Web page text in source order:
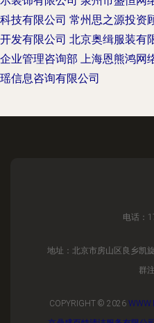
科技有限公司 常州思之源投资
开发有限公司 北京奥缉服装有
企业管理咨询部 上海恩熊鸿网
瑶信息咨询有限公司
电话：
地址：北京市房山区良乡凯
群
COPYRIGHT © 2026